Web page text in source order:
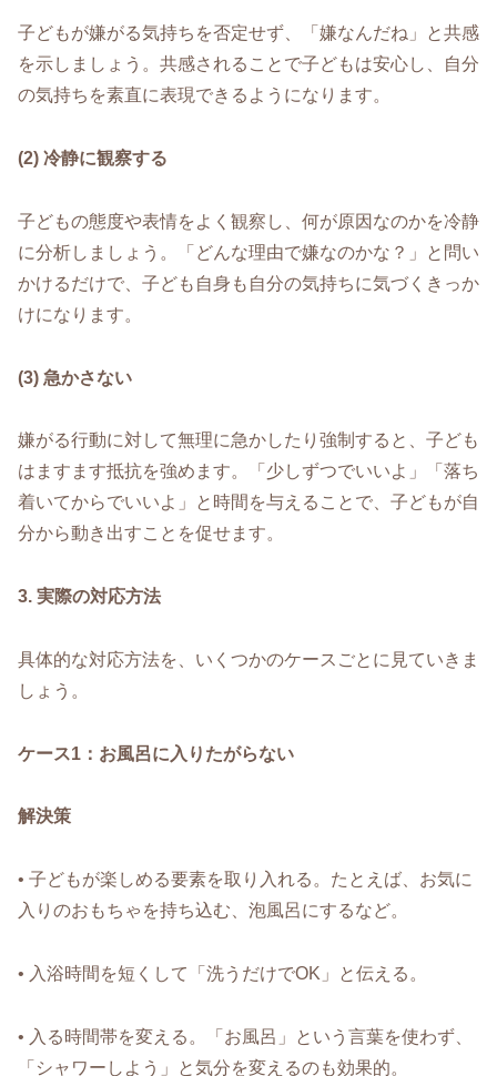
子どもが嫌がる気持ちを否定せず、「嫌なんだね」と共感
を示しましょう。共感されることで子どもは安心し、自分
の気持ちを素直に表現できるようになります。
(2) 冷静に観察する
子どもの態度や表情をよく観察し、何が原因なのかを冷静
に分析しましょう。「どんな理由で嫌なのかな？」と問い
かけるだけで、子ども自身も自分の気持ちに気づくきっか
けになります。
(3) 急かさない
嫌がる行動に対して無理に急かしたり強制すると、子ども
はますます抵抗を強めます。「少しずつでいいよ」「落ち
着いてからでいいよ」と時間を与えることで、子どもが自
分から動き出すことを促せます。
3. 実際の対応方法
具体的な対応方法を、いくつかのケースごとに見ていきま
しょう。
ケース1：お風呂に入りたがらない
解決策
• 子どもが楽しめる要素を取り入れる。たとえば、お気に
入りのおもちゃを持ち込む、泡風呂にするなど。
• 入浴時間を短くして「洗うだけでOK」と伝える。
• 入る時間帯を変える。「お風呂」という言葉を使わず、
「シャワーしよう」と気分を変えるのも効果的。